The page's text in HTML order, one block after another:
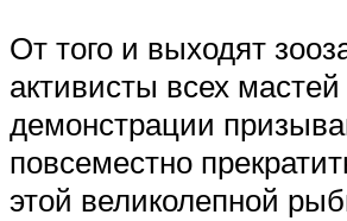
От того и выходят
активисты всех
демонстрации
повсеместно
этой великолепной